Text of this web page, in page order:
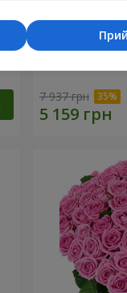
7 937 грн